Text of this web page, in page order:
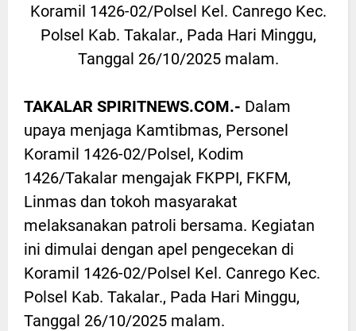
Koramil 1426-02/Polsel Kel. Canrego Kec.
Polsel Kab. Takalar., Pada Hari Minggu,
Tanggal 26/10/2025 malam.
TAKALAR SPIRITNEWS.COM.- Dalam
upaya menjaga Kamtibmas, Personel
Koramil 1426-02/Polsel, Kodim
1426/Takalar mengajak FKPPI, FKFM,
Linmas dan tokoh masyarakat
melaksanakan patroli bersama. Kegiatan
ini dimulai dengan apel pengecekan di
Koramil 1426-02/Polsel Kel. Canrego Kec.
Polsel Kab. Takalar., Pada Hari Minggu,
Tanggal 26/10/2025 malam.